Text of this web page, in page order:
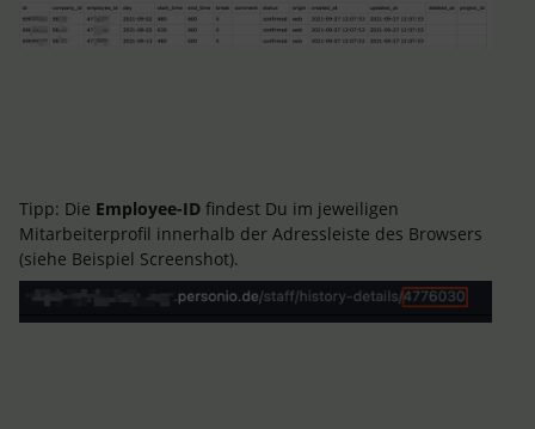
Tipp: Die Employee-ID findest Du im jeweiligen
Mitarbeiterprofil innerhalb der Adressleiste des Browsers
(siehe Beispiel Screenshot).